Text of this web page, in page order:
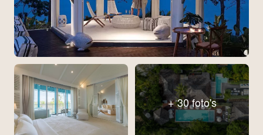
+ 30 foto's